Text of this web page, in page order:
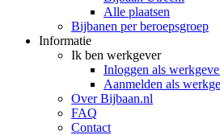
Alle plaatsen
Bijbanen per beroepsgroep
Informatie
Ik ben werkgever
Inloggen als
Aanmelden als
Over Bijbaan.nl
FAQ
Contact